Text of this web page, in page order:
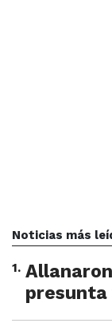
Noticias más
1.